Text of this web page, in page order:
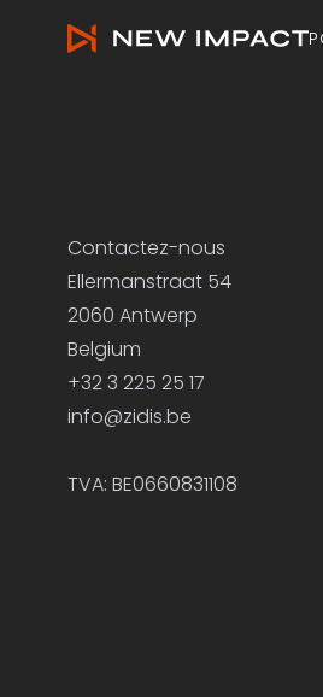
Contactez-nous
Ellermanstraat 54
2060 Antwerp
Belgium
+32 3 225 25 17
info@zidis.be
TVA: BE0660831108